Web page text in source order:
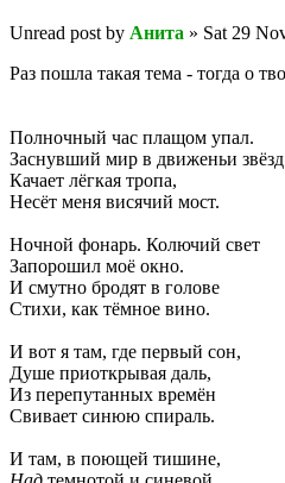
Unread post by Анита » Sat 29
Раз пошла такая тема - тогда о
Полночный час плащом упал.
Заснувший мир в движеньи
Качает лёгкая тропа,
Несёт меня висячий мост.
Ночной фонарь. Колючий свет
Запорошил моё окно.
И смутно бродят в голове
Стихи, как тёмное вино.
И вот я там, где первый сон,
Душе приоткрывая даль,
Из перепутанных времён
Свивает синюю спираль.
И там, в поющей тишине,